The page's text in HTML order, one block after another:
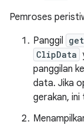
Pemroses
Panggil
ClipData
panggilan ke
data. Jika
gerakan, ini